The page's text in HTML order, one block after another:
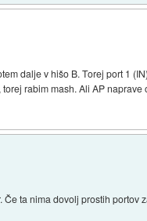
dalje v hišo B. Torej port 1
rabim mash. Ali AP naprave
ta nima dovolj prostih portov